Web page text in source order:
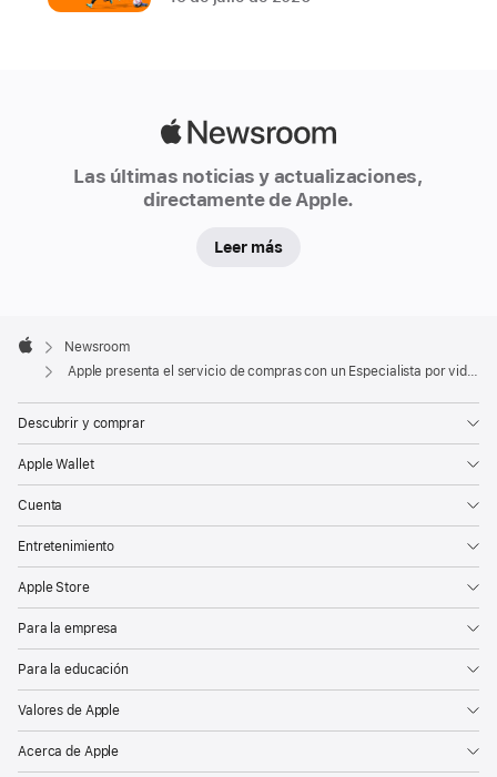
experiencia
de
compras
over
a
para
clientes
en
Unidos.
Las últimas noticias y actualizaciones,
directamente de Apple.
Leer más
Footer

Apple
Newsroom
Apple presenta el servicio de compras con un Especialista por videollamada
Descubrir y comprar
Apple Wallet
Cuenta
Entretenimiento
Apple Store
Para la empresa
Para la educación
Valores de Apple
Acerca de Apple